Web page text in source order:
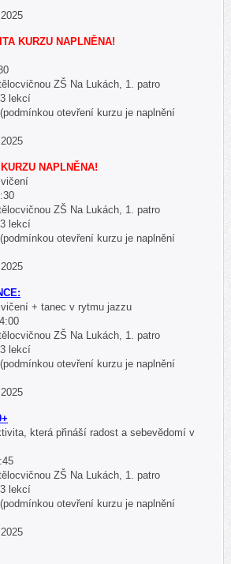
KURZU NAPLNĚNA!
ZŠ Na Lukách, 1. patro
lekcí
otevření kurzu je naplnění
NAPLNĚNA!
ZŠ Na Lukách, 1. patro
lekcí
otevření kurzu je naplnění
+ tanec v rytmu jazzu
ZŠ Na Lukách, 1. patro
lekcí
otevření kurzu je naplnění
která přináší radost a sebevědomí v
ZŠ Na Lukách, 1. patro
lekcí
otevření kurzu je naplnění